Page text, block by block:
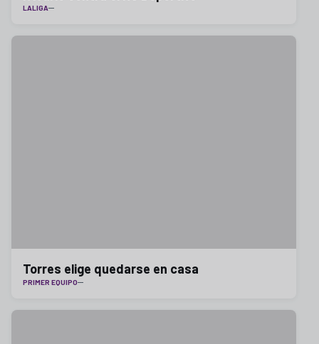
LALIGA
Torres elige quedarse en casa
PRIMER EQUIPO